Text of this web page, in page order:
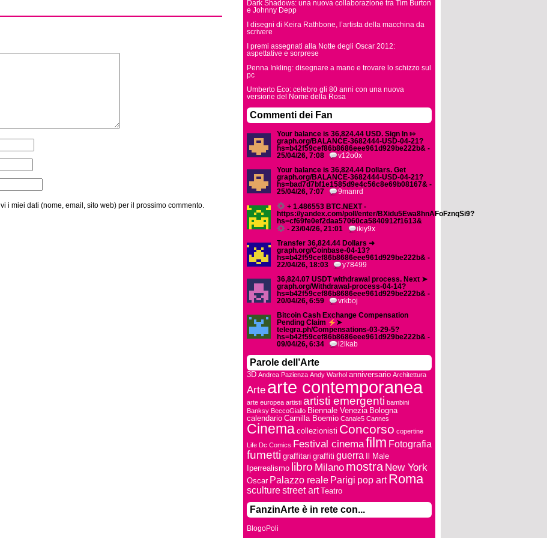
i miei dati (nome, email, sito web) per il prossimo commento.
Dark Shadows: una nuova collaborazione tra Tim Burton
e Johnny Depp
I disegni di Keira Rathbone, l’artista della macchina da
scrivere
I premi assegnati alla Notte degli Oscar 2012:
aspettative e sorprese
Penna Inkling: disegnare a mano e trovare lo schizzo sul
pc
Umberto Eco: celebro gli 80 anni con una nuova
versione del Nome della Rosa
Commenti dei Fan
Your balance is 36,824.44 USD. Sign In ⇰
graph.org/BALANCE-3682444-USD-04-21?
hs=b42f59cef86b8686eee961d929be222b& -
25/04/26, 7:08
v12o0x
Your balance is 36,824.44 Dollars. Get
graph.org/BALANCE-3682444-USD-04-21?
hs=bad7d7bf1e1585d9e4c56c8e69b08167& -
25/04/26, 7:07
9manrd
+ 1.486553 BTC.NEXT -
https://yandex.com/poll/enter/BXidu5Ewa8hnAFoFznqSi9?
hs=cf69fe0ef2daa57060ca5840912f1613&
- 23/04/26, 21:01
ikiy9x
Transfer 36,824.44 Dollars ➜
graph.org/Coinbase-04-13?
hs=b42f59cef86b8686eee961d929be222b& -
22/04/26, 18:03
y78499
36,824.07 USDT withdrawal process. Next ➤
graph.org/Withdrawal-process-04-14?
hs=b42f59cef86b8686eee961d929be222b& -
20/04/26, 6:59
vrkboj
Bitcoin Cash Exchange Compensation
Pending Claim
➤
telegra.ph/Compensations-03-29-5?
hs=b42f59cef86b8686eee961d929be222b& -
09/04/26, 6:34
i2lkab
Parole dell’Arte
3D Andrea Pazienza Andy Warhol anniversario Architettura
Arte arte contemporanea
arte europea artisti artisti emergenti bambini
Banksy BeccoGiallo Biennale Venezia Bologna
calendario Camilla Boemio Canale5 Cannes
Cinema collezionisti Concorso copertine
Life Dc Comics Festival cinemafilm Fotografia
fumetti graffitari graffiti guerra
Il Male
Iperrealismo libro Milano mostra New York
Oscar Palazzo reale Parigi pop art Roma
sculturestreet art Teatro
FanzinArte è in rete con...
BlogoPoli